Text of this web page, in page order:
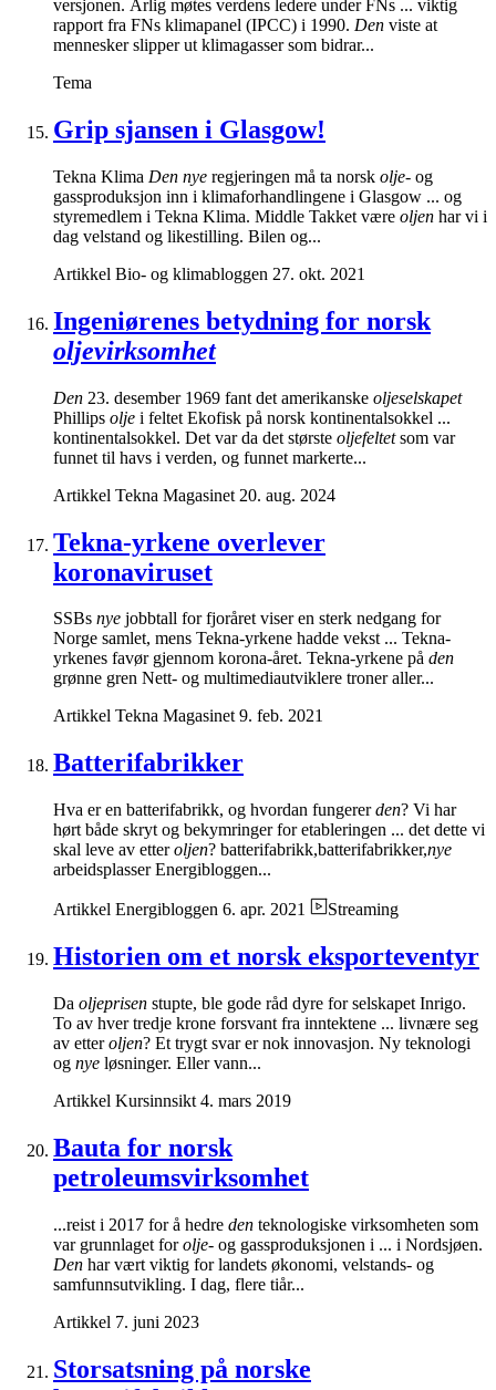
versjonen. Årlig møtes verdens ledere under FNs ... viktig
rapport fra FNs klimapanel (IPCC) i 1990. Den viste at
mennesker slipper ut klimagasser som bidrar...
Tema
Grip sjansen i Glasgow!
Tekna Klima Den nye regjeringen må ta norsk olje- og
gassproduksjon inn i klimaforhandlingene i Glasgow ... og
styremedlem i Tekna Klima. Middle Takket være oljen har vi i
dag velstand og likestilling. Bilen og...
Artikkel Bio- og klimabloggen 27. okt. 2021
Ingeniørenes betydning for norsk
oljevirksomhet
Den 23. desember 1969 fant det amerikanske oljeselskapet
Phillips olje i feltet Ekofisk på norsk kontinentalsokkel ...
kontinentalsokkel. Det var da det største oljefeltetsom var
funnet til havs i verden, og funnet markerte...
Artikkel Tekna Magasinet 20. aug. 2024
Tekna-yrkene overlever
koronaviruset
SSBs nye jobbtall for fjoråret viser en sterk nedgang for
Norge samlet, mens Tekna-yrkene hadde vekst ... Tekna-
yrkenes favør gjennom korona-året. Tekna-yrkene på den
grønne gren Nett- og multimediautviklere troner aller...
Artikkel Tekna Magasinet 9. feb. 2021
Batterifabrikker
Hva er en batterifabrikk, og hvordan fungererden? Vi har
hørt både skryt og bekymringer for etableringen ... det dette vi
skal leve av etteroljen? batterifabrikk,batterifabrikker,nye
arbeidsplasser Energibloggen...
Artikkel Energibloggen 6. apr. 2021 Streaming
Historien om et norsk eksporteventyr
Da oljeprisen stupte, ble gode råd dyre for selskapet Inrigo.
To av hver tredje krone forsvant fra inntektene ... livnære seg
av etteroljen? Et trygt svar er nok innovasjon. Ny teknologi
og nye løsninger. Eller vann...
Artikkel Kursinnsikt 4. mars 2019
Bauta for norsk
petroleumsvirksomhet
...reist i 2017 for å hedre den teknologiske virksomheten som
var grunnlaget forolje- og gassproduksjonen i ... i Nordsjøen.
Den har vært viktig for landets økonomi, velstands- og
samfunnsutvikling. I dag, flere tiår...
Artikkel 7. juni 2023
Storsatsning på norske